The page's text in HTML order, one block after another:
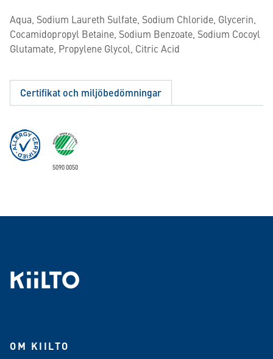
Aqua, Sodium Laureth Sulfate, Sodium Chloride, Glycerin,
Cocamidopropyl Betaine, Sodium Benzoate, Sodium Cocoyl
Glutamate, Propylene Glycol, Citric Acid
Certifikat och miljöbedömningar
5090 0050
OM KIILTO